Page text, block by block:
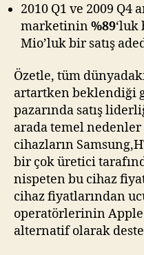
2010 Q1 ve 2009 Q4
marketinin%89‘luk
Mio’luk bir satış
Özetle, tüm
artartken beklendiği
pazarında satış
arada temel
cihazların
bir çok üretici
nispeten bu cihaz
cihaz fiyatlarından
operatörlerinin Apple
alternatif olarak